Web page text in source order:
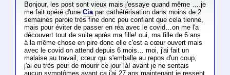
Bonjour, les post sont vieux mais j'essaye quand même ….je
me fait opéré d'une Ciapar cathétérisation dans moins de 2
semaines paroie très fine donc peu confiant que cela tienne,
mais pour éviter de passer en réa avec le covid…on me l'a
découvert tout de suite après ma fille! oui, ma fille de 6 ans
à la même chose en pire donc elle c'est a cœur ouvert mais
avec le covid on attend depuis 6 mois… moi, j'ai fait un
malaise au travail, cœur qui s'emballe au repos d'un coup,
j'ai eu très peur de mourir ce jour là! avant je ne sentais
aucun symptômes avant ça j'ai 27 ans maintenant je ressent